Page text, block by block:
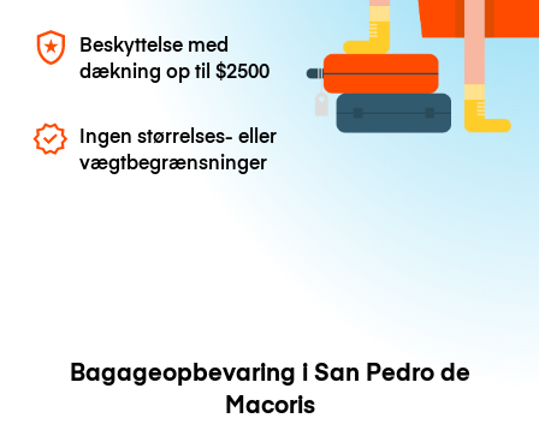
Beskyttelse med
dækning op til$2500
Ingen størrelses- eller
vægtbegrænsninger
Bagageopbevaring i San Pedro de
Macoris